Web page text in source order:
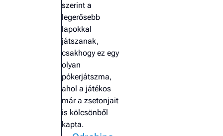
szerint a
legerősebb
lapokkal
játszanak,
csakhogy ez egy
olyan
pókerjátszma,
ahol a játékos
már a zsetonjait
is kölcsönből
kapta.